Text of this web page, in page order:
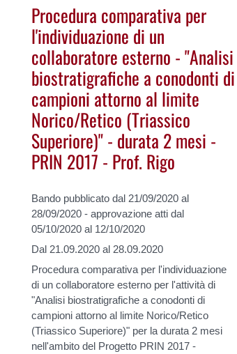
Procedura comparativa per
l'individuazione di un
collaboratore esterno - "Analisi
biostratigrafiche a conodonti di
campioni attorno al limite
Norico/Retico (Triassico
Superiore)" - durata 2 mesi -
PRIN 2017 - Prof. Rigo
Bando pubblicato dal 21/09/2020 al
28/09/2020 - approvazione atti dal
05/10/2020 al 12/10/2020
Dal 21.09.2020 al 28.09.2020
Procedura comparativa per l'individuazione
di un collaboratore esterno per l'attività di
"Analisi biostratigrafiche a conodonti di
campioni attorno al limite Norico/Retico
(Triassico Superiore)" per la durata 2 mesi
nell'ambito del Progetto PRIN 2017 -